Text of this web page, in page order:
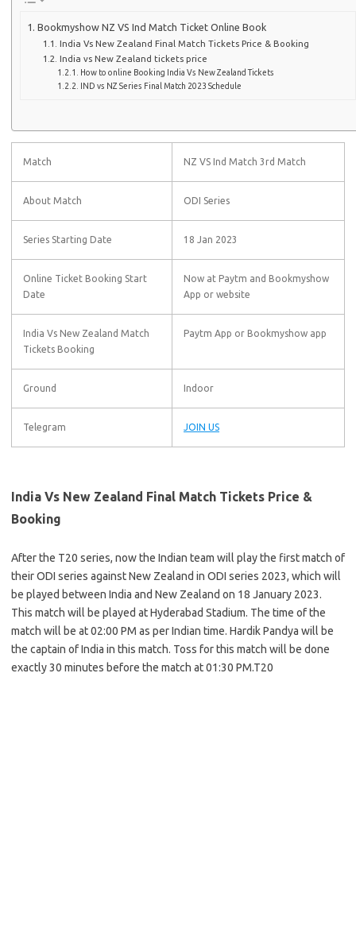
Bookmyshow NZ VS Ind Match Ticket Online Book
India Vs New Zealand Final Match Tickets Price & Booking
India vs New Zealand tickets price
How to online Booking India Vs New Zealand Tickets
IND vs NZ Series Final Match 2023 Schedule
Match NZ VS Ind Match 3rd Match
About Match ODI Series
Series Starting Date 18 Jan 2023
Online Ticket Booking Start
Date
Now at Paytm and Bookmyshow
App or website
India Vs New Zealand Match
Tickets Booking
Paytm App or Bookmyshow app
Ground Indoor
Telegram JOIN US
India Vs New Zealand Final Match Tickets Price &
Booking
After the T20 series, now the Indian team will play the first match of
their ODI series against New Zealand in ODI series 2023, which will
be played between India and New Zealand on 18 January 2023.
This match will be played at Hyderabad Stadium. The time of the
match will be at 02:00 PM as per Indian time. Hardik Pandya will be
the captain of India in this match. Toss for this match will be done
exactly 30 minutes before the match at 01:30 PM.T20